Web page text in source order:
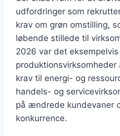
udfordringer som
krav om grøn omstilling,
løbende stillede til
2026 var det
krav til energi- og
handels- og
på ændrede kundevaner
konkurrence.